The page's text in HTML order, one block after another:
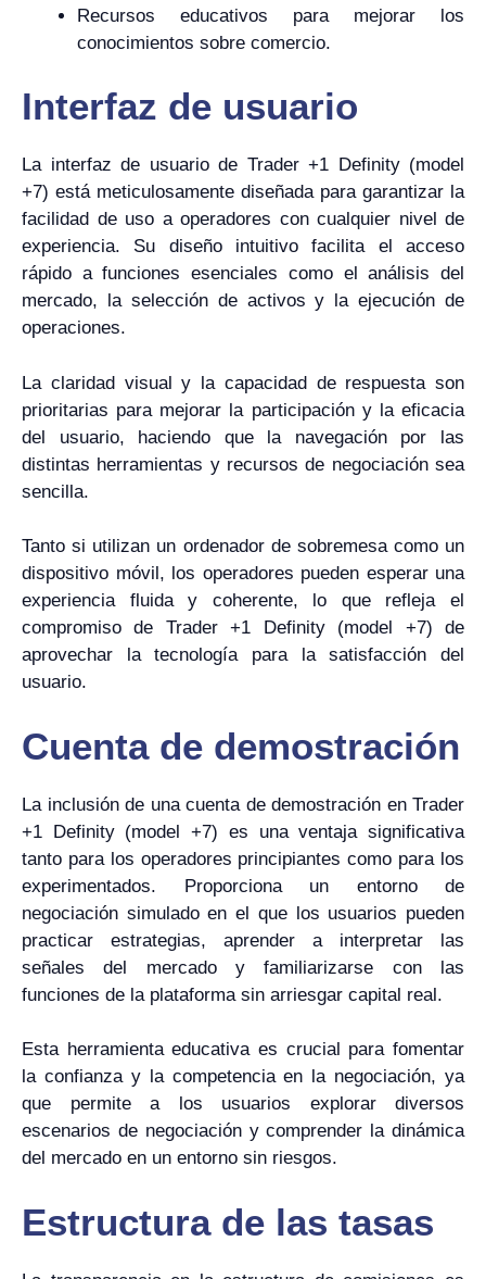
Recursos educativos para mejorar los
conocimientos sobre comercio.
Interfaz de usuario
La interfaz de usuario de Trader +1 Definity (model
+7) está meticulosamente diseñada para garantizar la
facilidad de uso a operadores con cualquier nivel de
experiencia. Su diseño intuitivo facilita el acceso
rápido a funciones esenciales como el análisis del
mercado, la selección de activos y la ejecución de
operaciones.
La claridad visual y la capacidad de respuesta son
prioritarias para mejorar la participación y la eficacia
del usuario, haciendo que la navegación por las
distintas herramientas y recursos de negociación sea
sencilla.
Tanto si utilizan un ordenador de sobremesa como un
dispositivo móvil, los operadores pueden esperar una
experiencia fluida y coherente, lo que refleja el
compromiso de Trader +1 Definity (model +7) de
aprovechar la tecnología para la satisfacción del
usuario.
Cuenta de demostración
La inclusión de una cuenta de demostración en Trader
+1 Definity (model +7) es una ventaja significativa
tanto para los operadores principiantes como para los
experimentados. Proporciona un entorno de
negociación simulado en el que los usuarios pueden
practicar estrategias, aprender a interpretar las
señales del mercado y familiarizarse con las
funciones de la plataforma sin arriesgar capital real.
Esta herramienta educativa es crucial para fomentar
la confianza y la competencia en la negociación, ya
que permite a los usuarios explorar diversos
escenarios de negociación y comprender la dinámica
del mercado en un entorno sin riesgos.
Estructura de las tasas